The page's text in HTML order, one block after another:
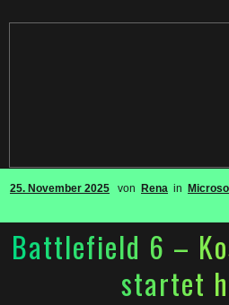
25. November 2025 von Rena in
Battlefield 6 –
startet